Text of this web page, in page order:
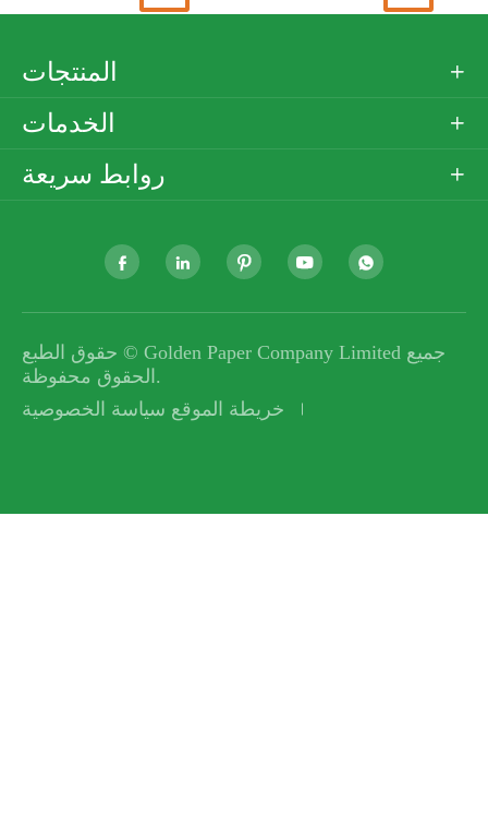
المنتجات 
الخدمات 
روابط سريعة 
    
حقوق الطبع © Golden Paper Company Limited
الحقوق محفوظة.
خريطة الموقع سياسة الخصوصية